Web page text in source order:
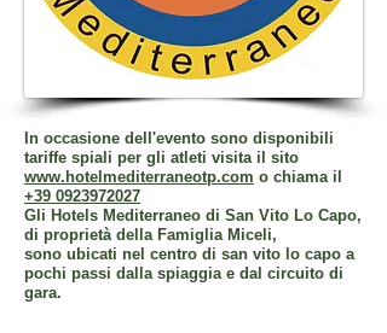
In occasione dell'evento sono disponibili
tariffe spiali per gli atleti visita il sito
www.hotelmediterraneotp.com o chiama il
+39 0923972027
Gli Hotels Mediterraneo di San Vito Lo Capo,
di proprietà della Famiglia Miceli,
sono ubicati nel centro di san vito lo capo a
pochi passi dalla spiaggia e dal circuito di
gara.